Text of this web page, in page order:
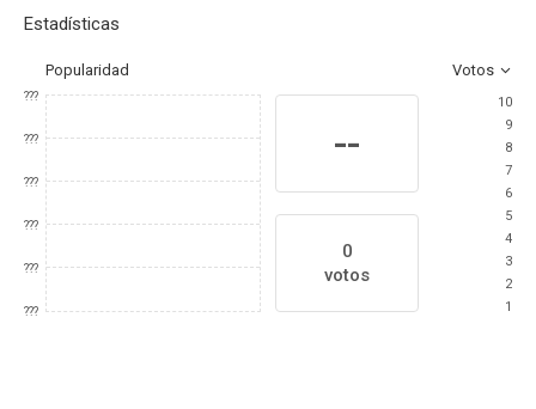
Estadísticas
Popularidad Votos
???
???
???
???
???
???
--
0
votos
10
9
8
7
6
5
4
3
2
1